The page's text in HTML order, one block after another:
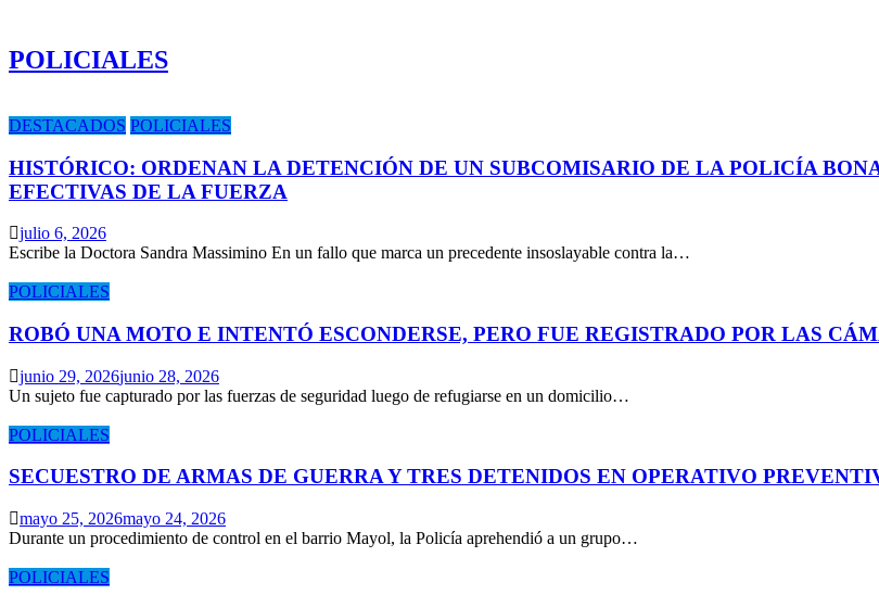
POLICIALES
DESTACADOS POLICIALES
HISTÓRICO: ORDENAN LA DETENCIÓN DE UN SUBCOMISARIO DE LA POLICÍA
EFECTIVAS DE LA FUERZA
julio 6, 2026
Escribe la Doctora Sandra Massimino En un fallo que marca un precedente insoslayable contra la…
POLICIALES
ROBÓ UNA MOTO E INTENTÓ ESCONDERSE, PERO FUE REGISTRADO POR LAS
junio 29, 2026junio 28, 2026
Un sujeto fue capturado por las fuerzas de seguridad luego de refugiarse en un domicilio…
POLICIALES
SECUESTRO DE ARMAS DE GUERRA Y TRES DETENIDOS EN OPERATIVO
mayo 25, 2026mayo 24, 2026
Durante un procedimiento de control en el barrio Mayol, la Policía aprehendió a un grupo…
POLICIALES